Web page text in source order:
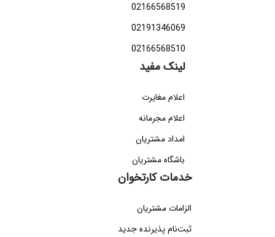
02166568519
02191346069
02166568510
لینک مفید
اعلام مغایرت
اعلام مجرمانه
امداد مشتریان
باشگاه مشتریان
خدمات کارتخوان
الزامات مشتریان
ثبت‌نام پذیرنده جدید